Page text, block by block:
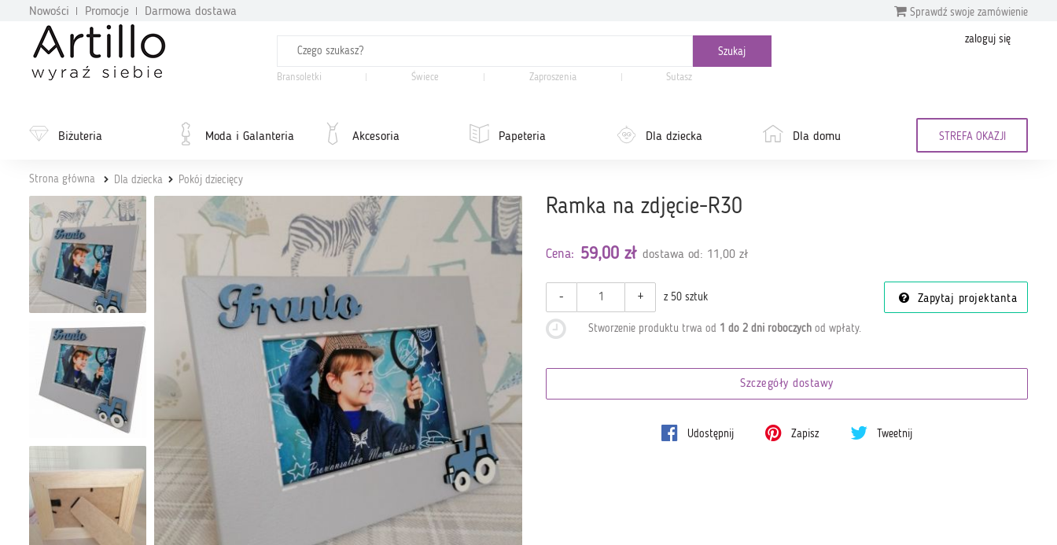
Nowości Promocje Darmowa dostawa Sprawdź swoje zamówienie
Bransoletki Świece Zaproszenia Sutasz
zaloguj się
Biżuteria Moda i Galanteria Akcesoria Papeteria Dla dziecka Dla domu STREFA OKAZJI
Strona główna Dla dziecka Pokój dziecięcy
Ramka na zdjęcie-R30
Cena: 59,00 zł dostawa od: 11,00 zł
- + z 50 sztuk Zapytaj projektanta
Stworzenie produktu trwa od 1 do 2 dni roboczychod wpłaty.
Szczegóły dostawy
Udostępnij Zapisz Tweetnij